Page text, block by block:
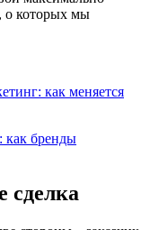
о которых мы
как меняется
как бренды
сделка